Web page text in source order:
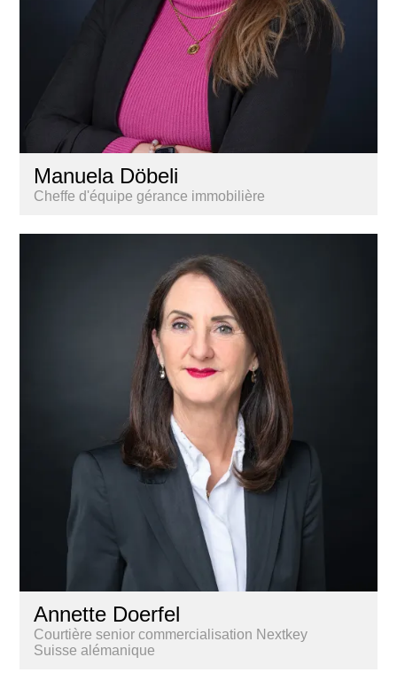
Manuela Döbeli
Cheffe d'équipe gérance immobilière
Annette Doerfel
Courtière senior commercialisation Nextkey
Suisse alémanique